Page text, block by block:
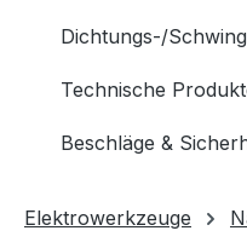
Dichtungs-/
Technische
Beschläge &
Elektrowerkzeuge